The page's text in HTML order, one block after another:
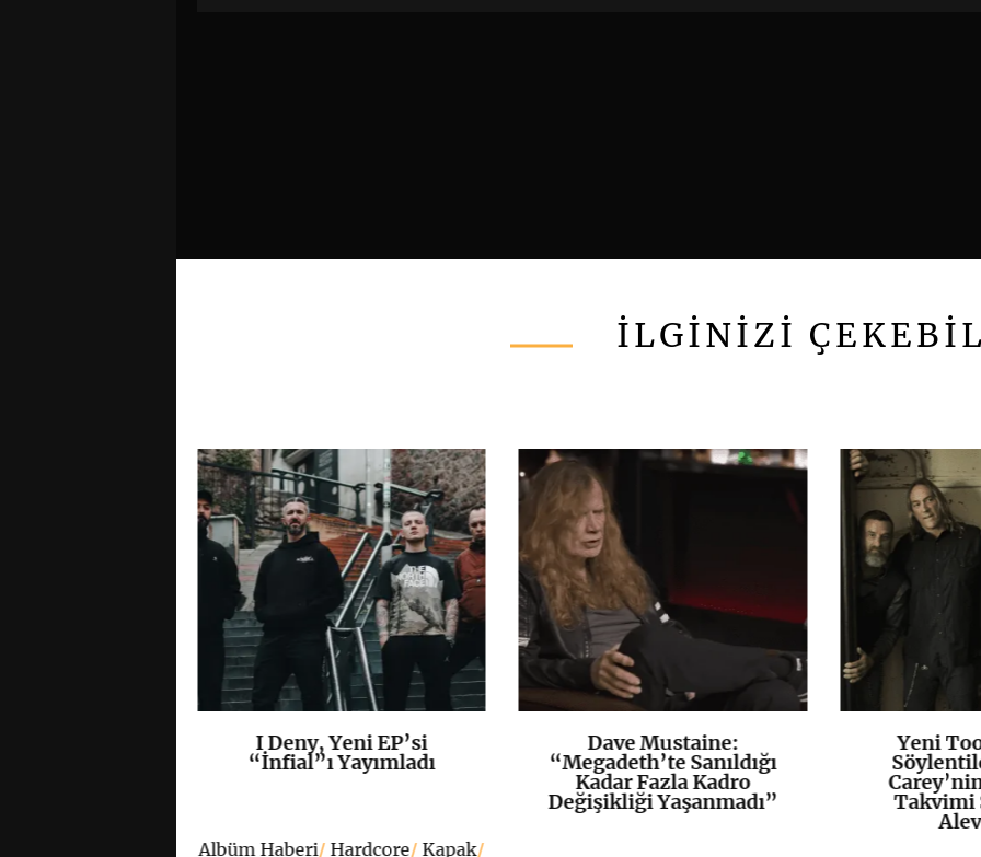
İLGİNİZİ
K+
I Deny, Yeni EP’si
“İnfial”ı Yayımladı
Albüm Haberi/ Hardcore/ Kapak/
K+
Dave Mustaine:
“Megadeth’te Sanıldığı
Kadar Fazla Kadro
Değişikliği Yaşanmadı”
Yeni
Takvimi